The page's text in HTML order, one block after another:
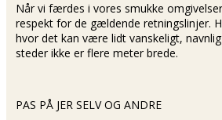
Når vi færdes i vores smukke
respekt for de gældende retningslinjer.
hvor det kan være lidt vanskeligt,
steder ikke er flere meter brede.
PAS PÅ JER SELV OG ANDRE